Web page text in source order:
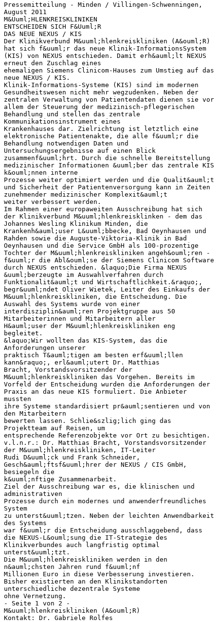
Pressemitteilung - Minden / Villingen-Schwenningen,
August 2011
M&Uuml;HLENKREISKLINIKEN
ENTSCHEIDEN SICH F&Uuml;R
DAS NEUE NEXUS / KIS
Der Klinikverbund M&uuml;hlenkreiskliniken (A&ouml;R)
hat sich f&uuml;r das neue Klinik-InformationsSystem
(KIS) von NEXUS entschieden. Damit erh&auml;lt NEXUS
erneut den Zuschlag eines
ehemaligen Siemens Clinicom-Hauses zum Umstieg auf das
neue NEXUS / KIS.
Klinik-Informations-Systeme (KIS) sind im modernen
Gesundheitswesen nicht mehr wegzudenken. Neben der
zentralen Verwaltung von Patientendaten dienen sie vor
allem der Steuerung der medizinisch-pflegerischen
Behandlung und stellen das zentrale
Kommunikationsinstrument eines
Krankenhauses dar. Zielrichtung ist letztlich eine
elektronische Patientenakte, die alle f&uuml;r die
Behandlung notwendigen Daten und
Untersuchungsergebnisse auf einen Blick
zusammenf&uuml;hrt. Durch die schnelle Bereitstellung
medizinischer Informationen &uuml;ber das zentrale KIS
k&ouml;nnen interne
Prozesse weiter optimiert werden und die Qualit&auml;t
und Sicherheit der Patientenversorgung kann in Zeiten
zunehmender medizinischer Komplexit&auml;t
weiter verbessert werden.
Im Rahmen einer europaweiten Ausschreibung hat sich
der Klinikverbund M&uuml;hlenkreisklinken - dem das
Johannes Wesling Klinikum Minden, die
Krankenh&auml;user L&uuml;bbecke, Bad Oeynhausen und
Rahden sowie die Auguste-Viktoria-Klinik in Bad
Oeynhausen und die Service GmbH als 100-prozentige
Tochter der M&uuml;hlenkreiskliniken angeh&ouml;ren -
f&uuml;r die Abl&ouml;se der Siemens Clinicom Software
durch NEXUS entschieden. &laquo;Die Firma NEXUS
&uuml;berzeugte im Auswahlverfahren durch
Funktionalit&auml;t und Wirtschaftlichkeit.&raquo;,
begr&uuml;ndet Oliver Wietek, Leiter des Einkaufs der
M&uuml;hlenkreiskliniken, die Entscheidung. Die
Auswahl des Systems wurde von einer
interdisziplin&auml;ren Projektgruppe aus 50
Mitarbeiterinnen und Mitarbeitern aller
H&auml;user der M&uuml;hlenkreiskliniken eng
begleitet.
&laquo;Wir wollten das KIS-System, das die
Anforderungen unserer
praktisch T&auml;tigen am besten erf&uuml;llen
kann&raquo;, erl&auml;utert Dr. Matthias
Bracht, Vorstandsvorsitzender der
M&uuml;hlenkreiskliniken das Vorgehen. Bereits im
Vorfeld der Entscheidung wurden die Anforderungen der
Praxis an das neue KIS formuliert. Die Anbieter
mussten
ihre Systeme standardisiert pr&auml;sentieren und von
den Mitarbeitern
bewerten lassen. Schlie&szlig;lich ging das
Projektteam auf Reisen, um
entsprechende Referenzobjekte vor Ort zu besichtigen.
v.l.n.r.: Dr. Matthias Bracht, Vorstandsvorsitzender
der M&uuml;hlenkreiskliniken, IT-Leiter
Rudi D&uuml;ck und Frank Schneider,
Gesch&auml;ftsf&uuml;hrer der NEXUS / CIS GmbH,
besiegeln die
k&uuml;nftige Zusammenarbeit.
Ziel der Ausschreibung war es, die klinischen und
administrativen
Prozesse durch ein modernes und anwenderfreundliches
System
zu unterst&uuml;tzen. Neben der leichten Anwendbarkeit
des Systems
war f&uuml;r die Entscheidung ausschlaggebend, dass
die NEXUS-L&ouml;sung die IT-Strategie des
Klinikverbundes auch langfristig optimal
unterst&uuml;tzt.
Die M&uuml;hlenkreiskliniken werden in den
n&auml;chsten Jahren rund f&uuml;nf
Millionen Euro in diese Verbesserung investieren.
Bisher existierten an den Klinikstandorten
unterschiedliche dezentrale Systeme
ohne Vernetzung.
- Seite 1 von 2 -
M&uuml;hlenkreiskliniken (A&ouml;R)
Kontakt: Dr. Gabriele Rolfes